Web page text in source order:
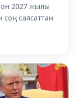
2027 жылы
соң саясаттан